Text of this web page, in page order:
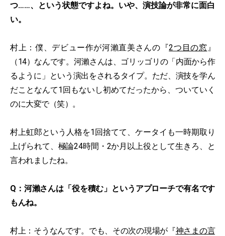
つ……、という状態ですよね。いや、演技論が非常に面白
い。
村上：僕、デビュー作が河瀨直美さんの『2つ目の窓 』
（14）なんです。河瀨さんは、ゴリッゴリの「内面から作
るように」という演出をされるタイプ。ただ、演技を学ん
だことなんて1回もないし初めてだったから、ついていく
のに大変で（笑）。
村上虹郎という人格を1回捨てて、ケータイも一時期取り
上げられて、極論24時間・2か月以上役として生きろ、と
言われましたね。
Q：河瀨さんは「役を積む」というアプローチで有名です
もんね。
村上：そうなんです。でも、その次の現場が『神さまの言